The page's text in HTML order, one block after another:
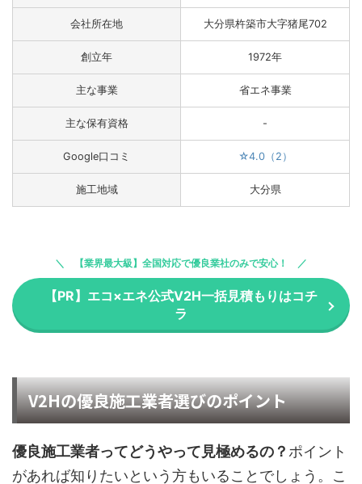
会社所在地 大分県杵築市大字猪尾702
創立年 1972年
主な事業 省エネ事業
主な保有資格 -
Google口コミ ☆4.0（2）
施工地域 大分県
【業界最大級】全国対応で優良業社のみで安心！
【PR】エコ×エネ公式V2H一括見積もりはコチ
ラ
V2Hの優良施工業者選びのポイント
優良施工業者ってどうやって見極めるの？ ポイント
があれば知りたいという方もいることでしょう。こ